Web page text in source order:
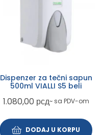
Dispenzer za tečni sapun
500ml VIALLI S5 beli
1.080,00 рсд~ sa PDV-om
DODAJ U KORPU